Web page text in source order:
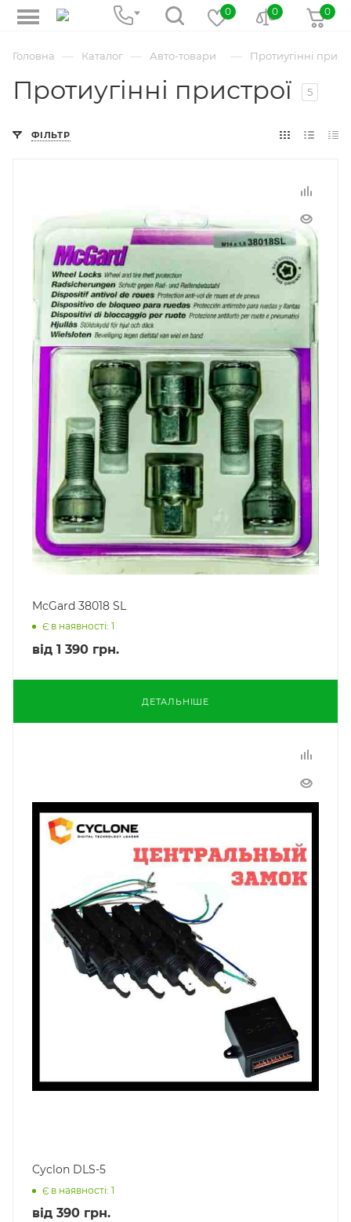
0
0 0
Головна — Каталог — Авто-товари — Протиугінні
Протиугінні пристрої 5
ФІЛЬТР
McGard 38018 SL
Є в наявності: 1
від 1 390 грн.
ДЕТАЛЬНІШЕ
Cyclon DLS-5
Є в наявності: 1
від 390 грн.